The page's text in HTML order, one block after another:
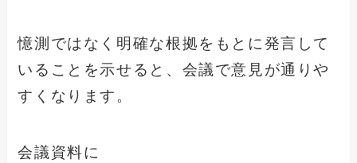
憶測ではなく明確な根拠をもとに発言して
いることを示せると、会議で意見が通りや
すくなります。
会議資料に